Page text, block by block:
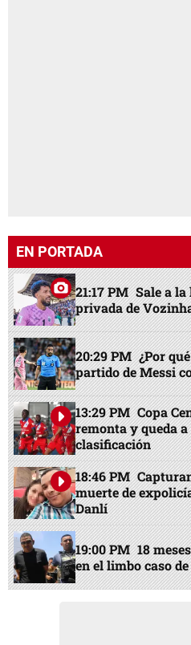
EN PORTADA
21:17 PM Sale a
privada de
20:29 PM ¿Por
partido de Messi
13:29 PM Copa
remonta y queda
clasificación
18:46 PM
muerte de
Danlí
19:00 PM 18
en el limbo caso